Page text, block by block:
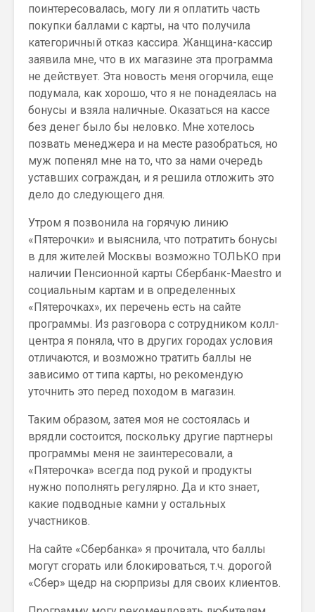
поинтересовалась, могу ли я оплатить часть
покупки баллами с карты, на что получила
категоричный отказ кассира. Жанщина-кассир
заявила мне, что в их магазине эта программа
не действует. Эта новость меня огорчила, еще
подумала, как хорошо, что я не понадеялась на
бонусы и взяла наличные. Оказаться на кассе
без денег было бы неловко. Мне хотелось
позвать менеджера и на месте разобраться, но
муж попенял мне на то, что за нами очередь
уставших сограждан, и я решила отложить это
дело до следующего дня.
Утром я позвонила на горячую линию
«Пятерочки» и выяснила, что потратить бонусы
в для жителей Москвы возможно ТОЛЬКО при
наличии Пенсионной карты Сбербанк-Maestro и
социальным картам и в определенных
«Пятерочках», их перечень есть на сайте
программы. Из разговора с сотрудником колл-
центра я поняла, что в других городах условия
отличаются, и возможно тратить баллы не
зависимо от типа карты, но рекомендую
уточнить это перед походом в магазин.
Таким образом, затея моя не состоялась и
врядли состоится, поскольку другие партнеры
программы меня не заинтересовали, а
«Пятерочка» всегда под рукой и продукты
нужно пополнять регулярно. Да и кто знает,
какие подводные камни у остальных
участников.
На сайте «Сбербанка» я прочитала, что баллы
могут сгорать или блокироваться, т.ч. дорогой
«Сбер» щедр на сюрпризы для своих клиентов.